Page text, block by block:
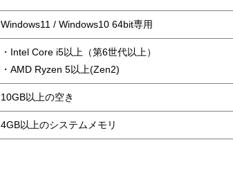
Windows11 / Windows10 64bit専用
・Intel Core i5以上（第6世代以上）
・AMD Ryzen 5以上(Zen2)
10GB以上の空き
4GB以上のシステムメモリ